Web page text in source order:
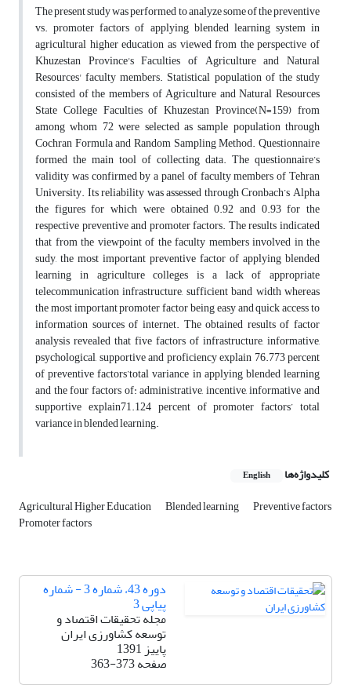
The present study was performed to analyze some of the preventive
vs. promoter factors of applying blended learning system in
agricultural higher education as viewed from the perspective of
Khuzestan Province's Faculties of Agriculture and Natural
Resources' faculty members. Statistical population of the study
consisted of the members of Agriculture and Natural Resources
State College Faculties of Khuzestan Province(N=159) from
among whom 72 were selected as sample population through
Cochran Formula and Random Sampling Method. Questionnaire
formed the main tool of collecting data. The questionnaire’s
validity was confirmed by a panel of faculty members of Tehran
University. Its reliability was assessed through Cronbach’s Alpha
the figures for which were obtained 0.92 and 0.93 for the
respective preventive and promoter factors. The results indicated
that from the viewpoint of the faculty members involved in the
sudy, the most important preventive factor of applying blended
learning in agriculture colleges is a lack of appropriate
telecommunication infrastructure, sufficient band width whereas
the most important promoter factor being easy and quick access to
information sources of internet. The obtained results of factor
analysis revealed that five factors of infrastructure, informative,
psychological, supportive and proficiency explain 76.773 percent
of preventive factors’total variance in applying blended learning
and the four factors of: administrative, incentive, informative and
supportive explain71.124 percent of promoter factors’ total
variance in blended learning.
کلیدواژه‌ها English
Agricultural Higher Education Blended learning Preventive factors
Promoter factors
دوره 43، شماره 3 - شماره
پیاپی 3
مجله تحقیقات اقتصاد و
توسعه کشاورزی ایران
پاییز 1391
صفحه363-373